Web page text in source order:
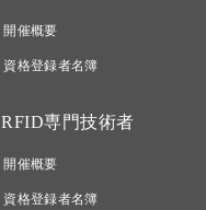
開催概要
資格登録者名簿
RFID専門技術者
開催概要
資格登録者名簿